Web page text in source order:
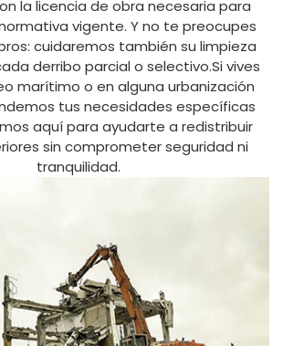
la licencia de obra necesaria para
vigente. Y no te preocupes
cuidaremos también su limpieza
derribo parcial o selectivo.Si vives
marítimo o en alguna urbanización
tus necesidades específicas
aquí para ayudarte a redistribuir
sin comprometer seguridad ni
tranquilidad.